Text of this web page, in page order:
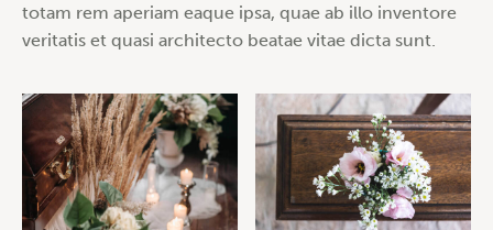
totam rem aperiam eaque ipsa, quae ab illo inventore
veritatis et quasi architecto beatae vitae dicta sunt.